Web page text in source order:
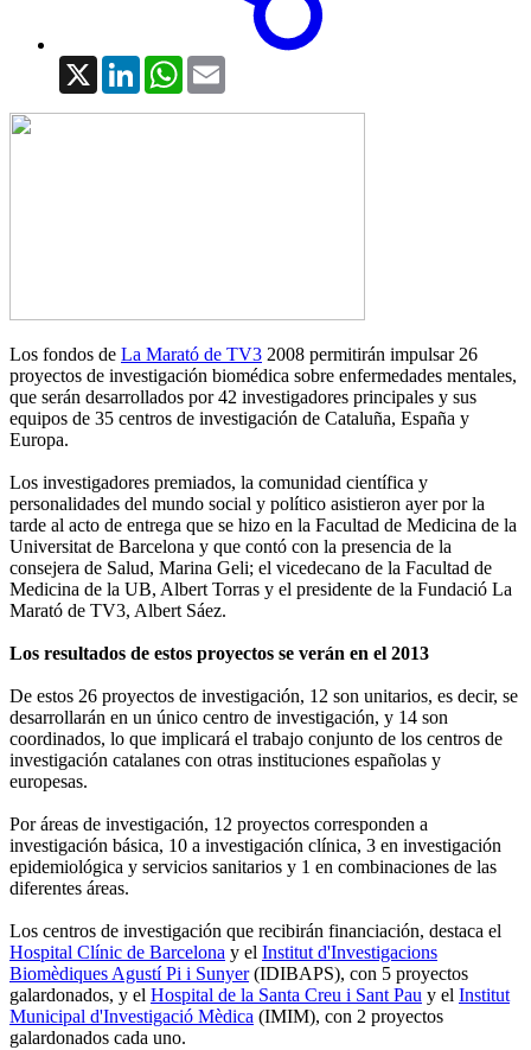
X LinkedInWhatsApp
Los fondos de La Marató de TV3 2008 permitirán impulsar 26
proyectos de investigación biomédica sobre enfermedades mentales,
que serán desarrollados por 42 investigadores principales y sus
equipos de 35 centros de investigación de Cataluña, España y
Europa.
Los investigadores premiados, la comunidad científica y
personalidades del mundo social y político asistieron ayer por la
tarde al acto de entrega que se hizo en la Facultad de Medicina de la
Universitat de Barcelona y que contó con la presencia de la
consejera de Salud, Marina Geli; el vicedecano de la Facultad de
Medicina de la UB, Albert Torras y el presidente de la Fundació La
Marató de TV3, Albert Sáez.
Los resultados de estos proyectos se verán en el 2013
De estos 26 proyectos de investigación, 12 son unitarios, es decir, se
desarrollarán en un único centro de investigación, y 14 son
coordinados, lo que implicará el trabajo conjunto de los centros de
investigación catalanes con otras instituciones españolas y
europesas.
Por áreas de investigación, 12 proyectos corresponden a
investigación básica, 10 a investigación clínica, 3 en investigación
epidemiológica y servicios sanitarios y 1 en combinaciones de las
diferentes áreas.
Los centros de investigación que recibirán financiación, destaca el
Hospital Clínic de Barcelona y el Institut d'Investigacions
Biomèdiques Agustí Pi i Sunyer(IDIBAPS), con 5 proyectos
galardonados, y el Hospital de la Santa Creu i Sant Pau y el Institut
Municipal d'Investigació Mèdica (IMIM), con 2 proyectos
galardonados cada uno.